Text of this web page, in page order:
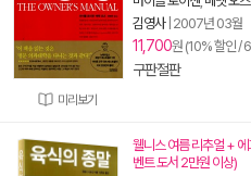
미리보기
김영사| 2007년 03월
11,700원 (10% 할인 /
구판절판
웰니스 여름 리추얼 + 에
벤트 도서 2만원 이상)